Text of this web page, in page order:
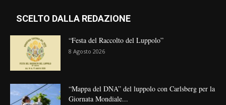
SCELTO DALLA REDAZIONE
“Festa del Raccolto del Luppolo”
8 Agosto 2026
“Mappa del DNA” del luppolo con Carlsberg per la
Giornata Mondiale...